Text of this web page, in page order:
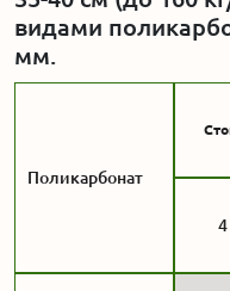
видами
мм.
Поликарбонат